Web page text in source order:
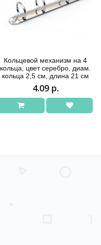
Кольцевой механизм на 4
кольца, цвет серебро, диам.
кольца 2,5 см, длина 21 см
4.09 р.